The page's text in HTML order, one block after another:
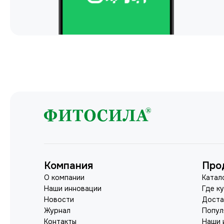
Компания
О компании
Наши инновации
Новости
Журнал
Контакты
Где
Наши